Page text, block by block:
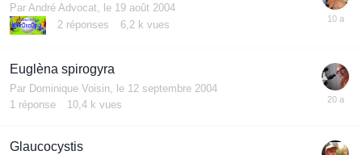
Par André Advocat
le 19 août 2004
2 réponses 6,2 k vues
Euglèna spirogyra
Par Dominique Voisin, le 12 septembre 2004
1 réponse 10,4 k vues
Glaucocystis